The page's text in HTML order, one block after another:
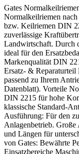
Gates
Normalkeilriemen
bzw. Keilriemen DIN
zuverlässige
Landwirtschaft. Durch
ideal für den
Markenqualität DIN
Ersatz- &
passend zu Ihrem
Datenblatt). Vorteile
DIN 2215 für hohe
klassische Standard-
Ausführung: Für den
Anlagenbetrieb.
und Längen für
von Gates: Bewährte
Einsatzbereiche